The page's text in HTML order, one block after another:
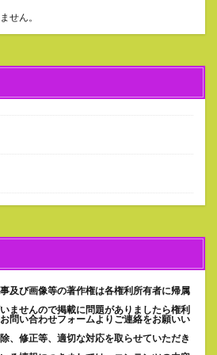
せん。
及び画像等の著作権は各権利所有者に帰属
ませんので掲載に問題がありましたら権利
問い合わせフォームよりご連絡をお願いい
、修正等、適切な対応を取らせていただき